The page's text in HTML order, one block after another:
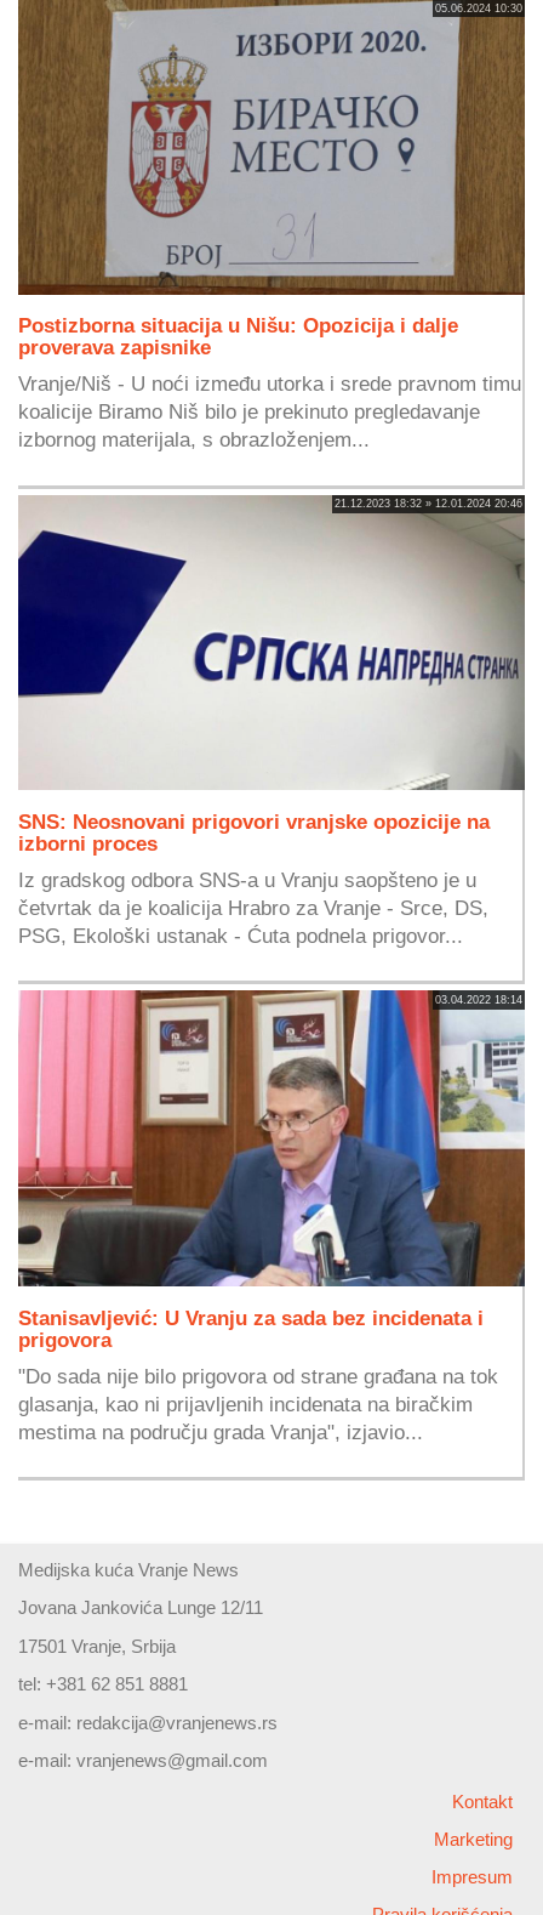
05.06.2024 10:30
Postizborna situacija u Nišu: Opozicija i dalje
proverava zapisnike
Vranje/Niš - U noći između utorka i srede pravnom timu
koalicije Biramo Niš bilo je prekinuto pregledavanje
izbornog materijala, s obrazloženjem...
21.12.2023 18:32 » 12.01.2024 20:46
SNS: Neosnovani prigovori vranjske opozicije na
izborni proces
Iz gradskog odbora SNS-a u Vranju saopšteno je u
četvrtak da je koalicija Hrabro za Vranje - Srce, DS,
PSG, Ekološki ustanak - Ćuta podnela prigovor...
03.04.2022 18:14
Stanisavljević: U Vranju za sada bez incidenata i
prigovora
"Do sada nije bilo prigovora od strane građana na tok
glasanja, kao ni prijavljenih incidenata na biračkim
mestima na području grada Vranja", izjavio...
Medijska kuća Vranje News
Jovana Jankovića Lunge 12/11
17501 Vranje, Srbija
tel: +381 62 851 8881
e-mail: redakcija@vranjenews.rs
e-mail: vranjenews@gmail.com
Kontakt
Marketing
Impresum